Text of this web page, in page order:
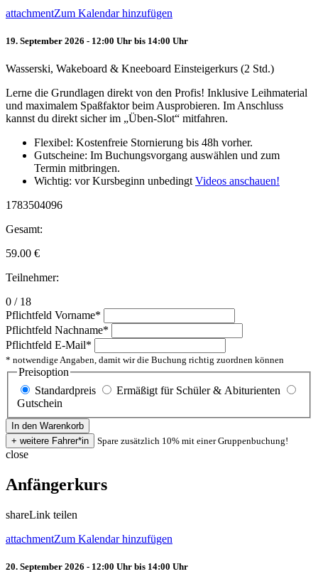
attachmentZum Kalendar hinzufügen
19. September 2026 - 12:00 Uhr bis 14:00 Uhr
Wasserski, Wakeboard & Kneeboard Einsteigerkurs (2 Std.)
Lerne die Grundlagen direkt von den Profis! Inklusive Leihmaterial
und maximalem Spaßfaktor beim Ausprobieren. Im Anschluss
kannst du direkt sicher im „Üben-Slot“ mitfahren.
Flexibel: Kostenfreie Stornierung bis 48h vorher.
Gutscheine: Im Buchungsvorgang auswählen und zum
Termin mitbringen.
Wichtig: vor Kursbeginn unbedingtVideos anschauen!
1783504096
Gesamt:
59.00 €
Teilnehmer:
0 / 18
Pflichtfeld Vorname*
Pflichtfeld Nachname*
Pflichtfeld E-Mail*
* notwendige Angaben, damit wir die Buchung richtig zuordnen können
Preisoption
Standardpreis
Ermäßigt für Schüler & Abiturienten
Gutschein
Spare zusätzlich 10% mit einer Gruppenbuchung!
close
Anfängerkurs
shareLink teilen
attachmentZum Kalendar hinzufügen
20. September 2026 - 12:00 Uhr bis 14:00 Uhr